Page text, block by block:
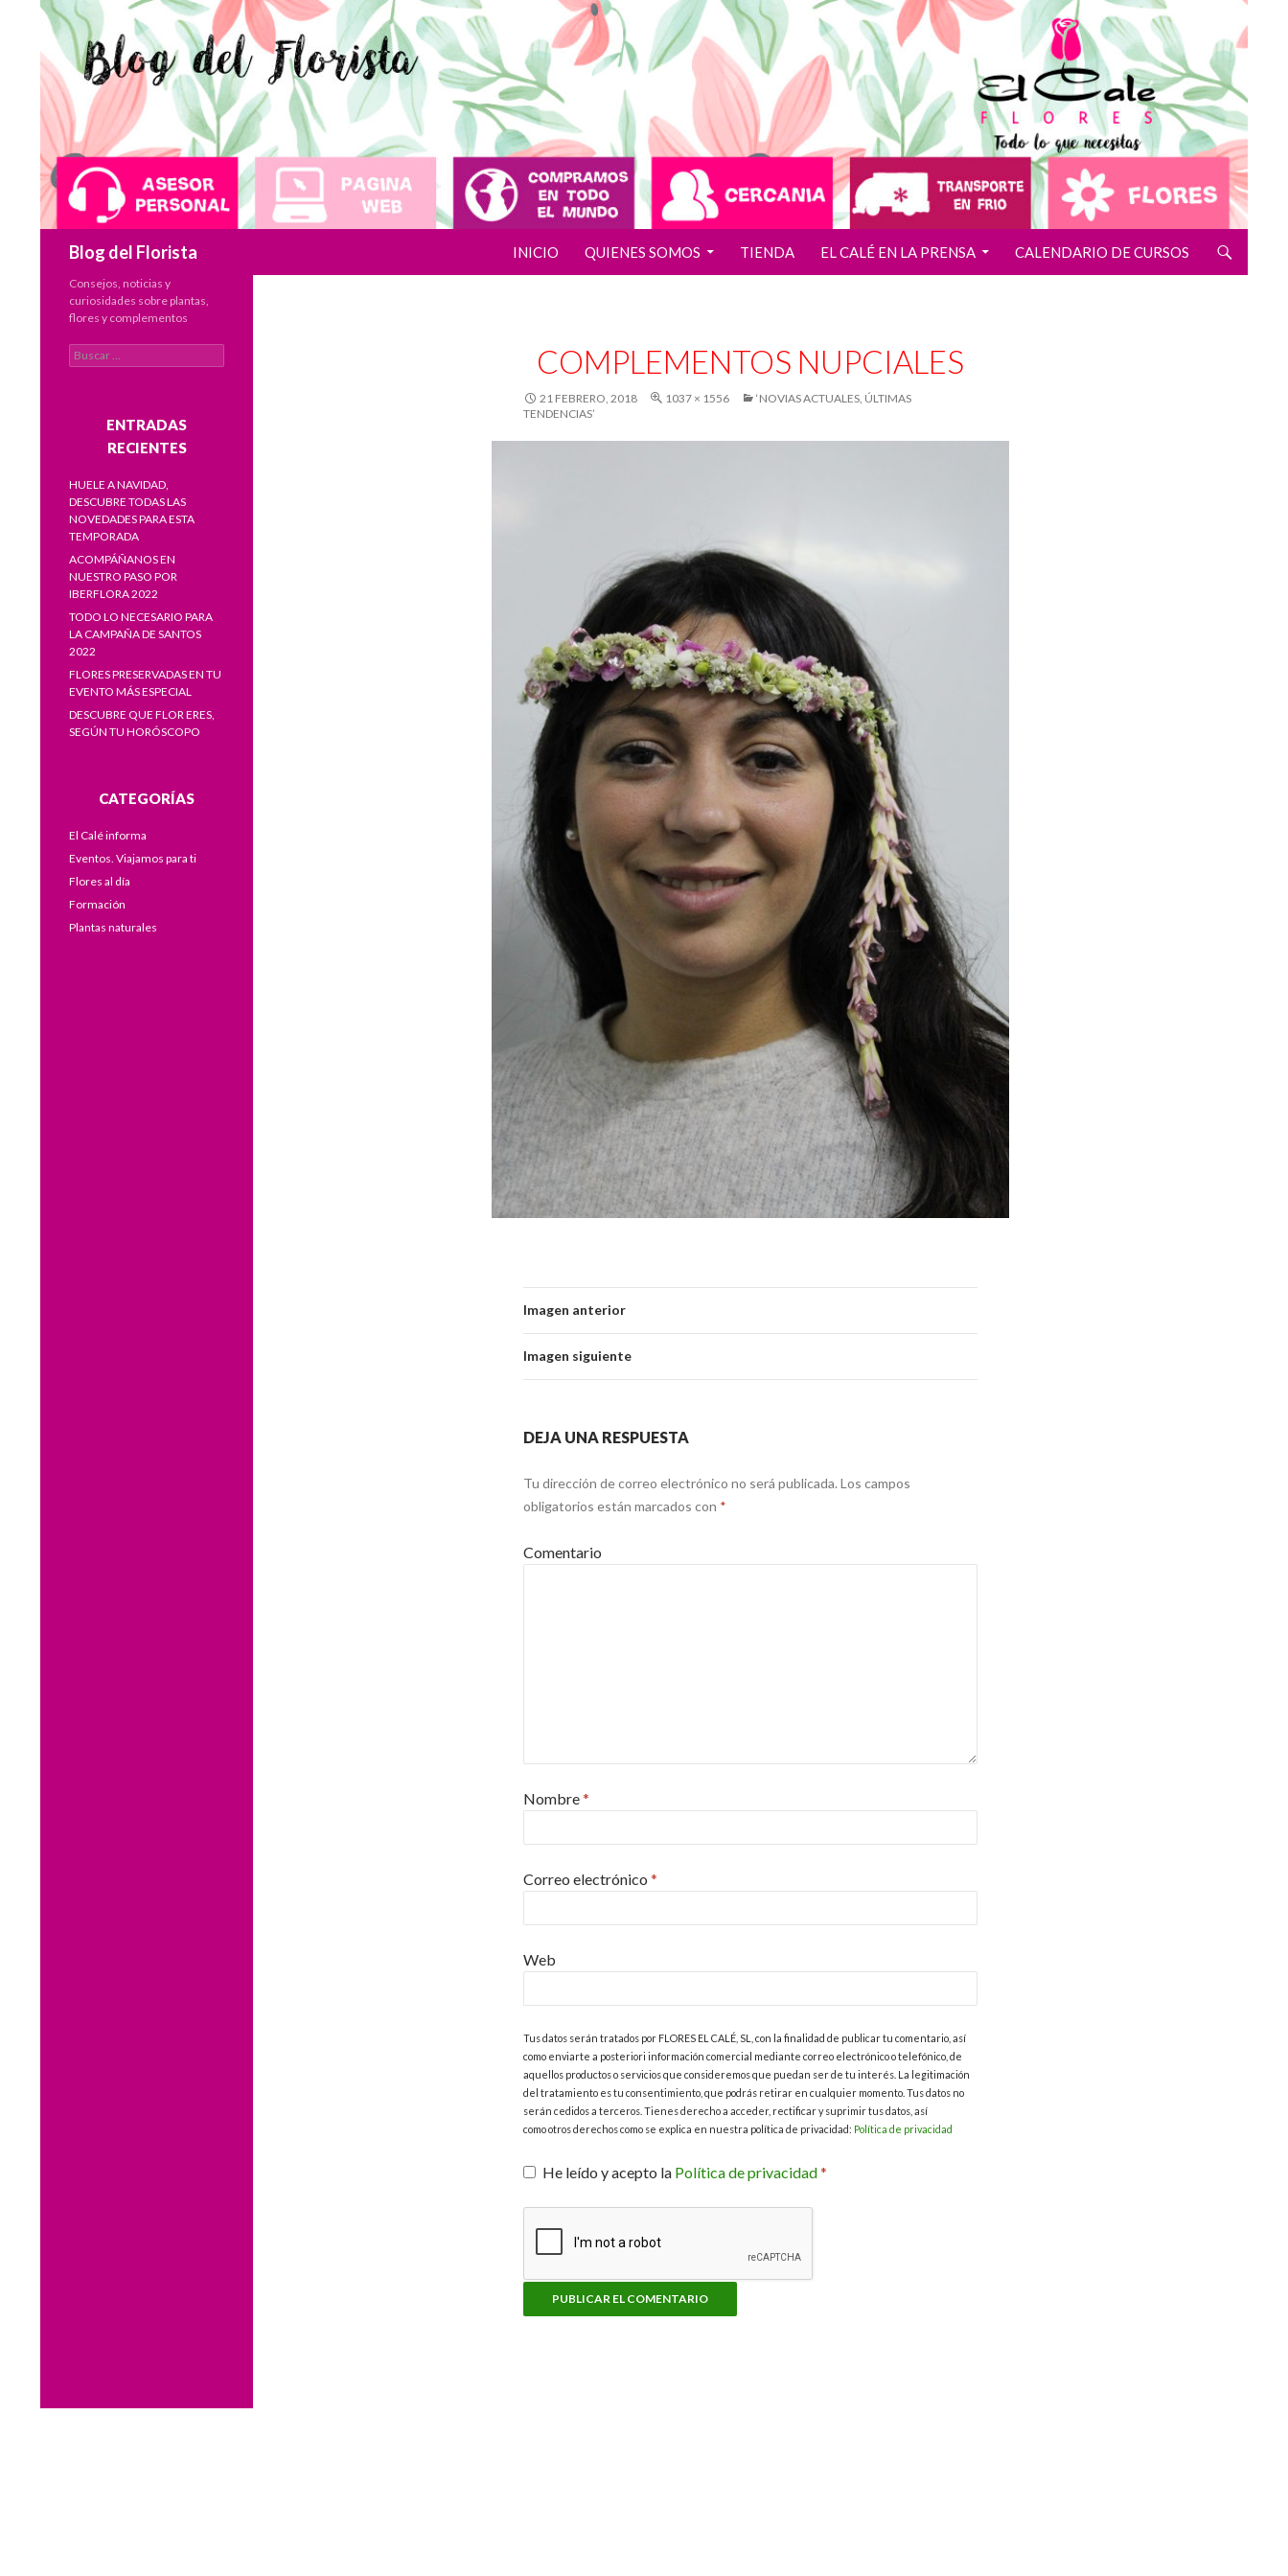
Blog del Florista INICIO QUIENES SOMOS TIENDA EL CALÉ EN LA PRENSA CALENDARIO DE CURSOS
COMPLEMENTOS NUPCIALES
21 FEBRERO, 2018 1037 × 1556
‘NOVIAS ACTUALES, ÚLTIMAS
TENDENCIAS’
Imagen anterior
Imagen siguiente
DEJA UNA RESPUESTA
Tu dirección de correo electrónico no será publicada. Los campos
obligatorios están marcados con *
Comentario
Nombre*
Correo electrónico *
Web
Tus datos serán tratados por FLORES EL CALÉ, SL, con la finalidad de publicar tu comentario, así
como enviarte a posteriori información comercial mediante correo electrónico o telefónico, de
aquellos productos o servicios que consideremos que puedan ser de tu interés. La legitimación
del tratamiento es tu consentimiento, que podrás retirar en cualquier momento. Tus datos no
serán cedidos a terceros. Tienes derecho a acceder, rectificar y suprimir tus datos, así
como otros derechos como se explica en nuestra política de privacidad: Política de privacidad
He leído y acepto la Política de privacidad*
Consejos, noticias y
curiosidades sobre plantas,
flores y complementos
Buscar:
ENTRADAS
RECIENTES
HUELE A NAVIDAD,
DESCUBRE TODAS LAS
NOVEDADES PARA ESTA
TEMPORADA
ACOMPÁÑANOS EN
NUESTRO PASO POR
IBERFLORA 2022
TODO LO NECESARIO PARA
LA CAMPAÑA DE SANTOS
2022
FLORES PRESERVADAS EN TU
EVENTO MÁS ESPECIAL
DESCUBRE QUE FLOR ERES,
SEGÚN TU HORÓSCOPO
CATEGORÍAS
El Calé informa
Eventos. Viajamos para ti
Flores al día
Formación
Plantas naturales